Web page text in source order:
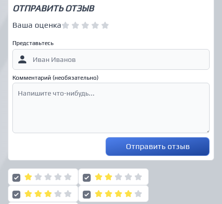
ОТПРАВИТЬ ОТЗЫВ
Ваша оценка
Представьтесь
Комментарий (необязательно)
Отправить отзыв